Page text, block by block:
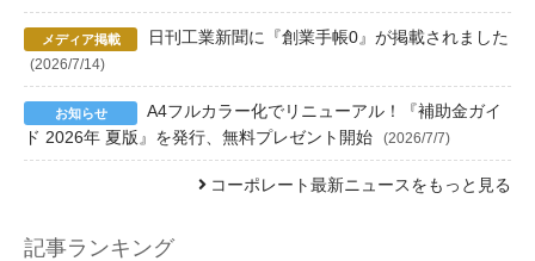
日刊工業新聞に『創業手帳0』が掲載されました
(2026/7/14)
A4フルカラー化でリニューアル！『補助金ガイ
ド 2026年 夏版』を発行、無料プレゼント開始
(2026/7/7)
コーポレート最新ニュースをもっと見る
記事ランキング